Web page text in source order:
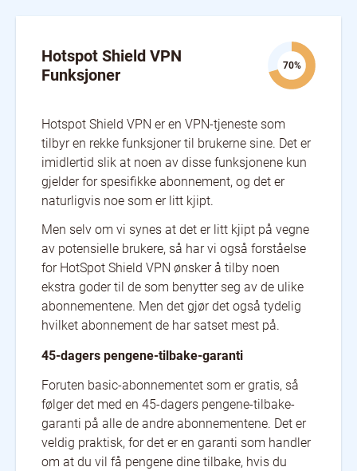
Hotspot Shield VPN
Funksjoner
70%
Hotspot Shield VPN er en VPN-tjeneste som
tilbyr en rekke funksjoner til brukerne sine. Det er
imidlertid slik at noen av disse funksjonene kun
gjelder for spesifikke abonnement, og det er
naturligvis noe som er litt kjipt.
Men selv om vi synes at det er litt kjipt på vegne
av potensielle brukere, så har vi også forståelse
for HotSpot Shield VPN ønsker å tilby noen
ekstra goder til de som benytter seg av de ulike
abonnementene. Men det gjør det også tydelig
hvilket abonnement de har satset mest på.
45-dagers pengene-tilbake-garanti
Foruten basic-abonnementet som er gratis, så
følger det med en 45-dagers pengene-tilbake-
garanti på alle de andre abonnementene. Det er
veldig praktisk, for det er en garanti som handler
om at du vil få pengene dine tilbake, hvis du